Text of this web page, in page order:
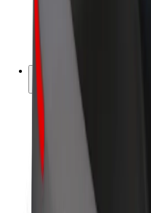
Bolt Food -kauppiaat
Franchiset
Työpaikat
Lisätietoja Boltista
Kestävä kehitys Boltilla
Project Zero